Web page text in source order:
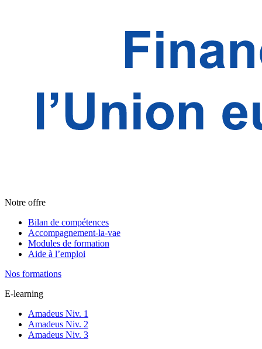
Notre offre
Bilan de compétences
Accompagnement-la-vae
Modules de formation
Aide à l’emploi
Nos formations
E-learning
Amadeus Niv. 1
Amadeus Niv. 2
Amadeus Niv. 3